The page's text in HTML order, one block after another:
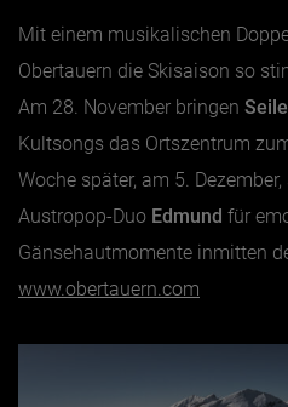
August
November
Dezember
Mit einem musikalischen
Obertauern die Skisaison so
Am 28. November bringen
Kultsongs das Ortszentrum
Woche später, am 5.
Austropop-Duo Edmund für
Gänsehautmomente inmitten
www.obertauern.com